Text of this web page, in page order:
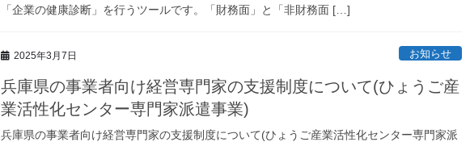
「企業の健康診断」を行うツールです。「財務面」と「非財務面 […]
2025年3月7日 お知らせ
兵庫県の事業者向け経営専門家の支援制度について(ひょうご産
業活性化センター専門家派遣事業)
兵庫県の事業者向け経営専門家の支援制度について(ひょうご産業活性化センター専門家派